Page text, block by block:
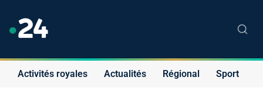
Activités royales Actualités Régional Sport